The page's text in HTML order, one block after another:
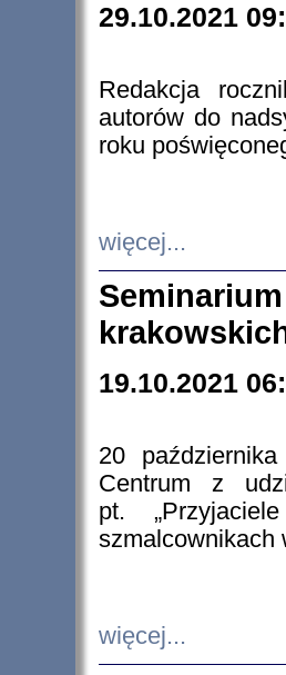
29.10.2021
Redakcja
autorów do
roku
więcej...
19.10.2021
20
Centrum z
pt.
szmalcownikach
więcej...